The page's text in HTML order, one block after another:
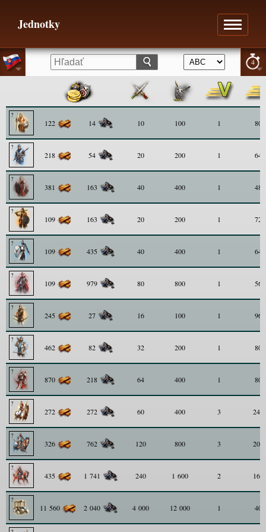
4
Jednotky
122 14 10 100 1 80
218 54 20 200 1 64
381 163 40 400 1 48
109 163 20 200 1 72
109 435 40 400 1 64
109 979 80 800 1 56
245 27 16 100 1 96
462 82 32 200 1 80
870 218 64 400 1 80
272 272 60 400 3 240
326 762 120 800 3 200
435 1 741 240 1 600 2 160
11 560 2 040 4 000 12 000 1 40